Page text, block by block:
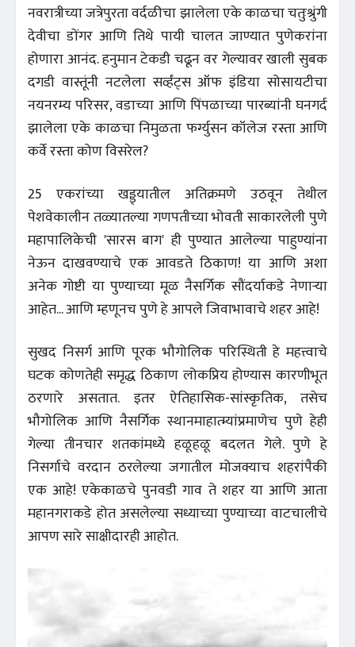
नवरात्रीच्या जत्रेपुरता वर्दळीचा झालेला एके काळचा चतुःश्रुंगी
देवीचा डोंगर आणि तिथे पायी चालत जाण्यात पुणेकरांना
होणारा आनंद. हनुमान टेकडी चढून वर गेल्यावर खाली सुबक
दगडी वास्तूंनी नटलेला सर्व्हंट्स ऑफ इंडिया सोसायटीचा
नयनरम्य परिसर, वडाच्या आणि पिंपळाच्या पारब्यांनी घनगर्द
झालेला एके काळचा निमुळता फर्ग्युसन कॉलेज रस्ता आणि
कर्वे रस्ता कोण विसरेल?
25 एकरांच्या खड्ड्यातील अतिक्रमणे उठवून तेथील
पेशवेकालीन तळ्यातल्या गणपतीच्या भोवती साकारलेली पुणे
महापालिकेची 'सारस बाग' ही पुण्यात आलेल्या पाहुण्यांना
नेऊन दाखवण्याचे एक आवडते ठिकाण! या आणि अशा
अनेक गोष्टी या पुण्याच्या मूळ नैसर्गिक सौंदर्याकडे नेणाऱ्या
आहेत... आणि म्हणूनच पुणे हे आपले जिवाभावाचे शहर आहे!
सुखद निसर्ग आणि पूरक भौगोलिक परिस्थिती हे महत्त्वाचे
घटक कोणतेही समृद्ध ठिकाण लोकप्रिय होण्यास कारणीभूत
ठरणारे असतात. इतर ऐतिहासिक-सांस्कृतिक, तसेच
भौगोलिक आणि नैसर्गिक स्थानमाहात्म्यांप्रमाणेच पुणे हेही
गेल्या तीनचार शतकांमध्ये हळूहळू बदलत गेले. पुणे हे
निसर्गाचे वरदान ठरलेल्या जगातील मोजक्याच शहरांपैकी
एक आहे! एकेकाळचे पुनवडी गाव ते शहर या आणि आता
महानगराकडे होत असलेल्या सध्याच्या पुण्याच्या वाटचालीचे
आपण सारे साक्षीदारही आहोत.